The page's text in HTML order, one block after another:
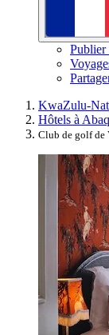
Publier
KwaZulu-
Hôtels à
Club de golf de